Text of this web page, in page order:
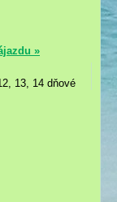
»
13, 14 dňové